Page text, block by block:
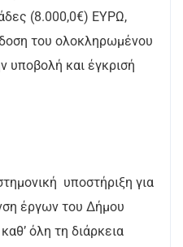
(8.000,0€) ΕΥΡΩ,
του ολοκληρωμένου
υποβολή και έγκρισή
υποστήριξη για
έργων του Δήμου
όλη τη διάρκεια